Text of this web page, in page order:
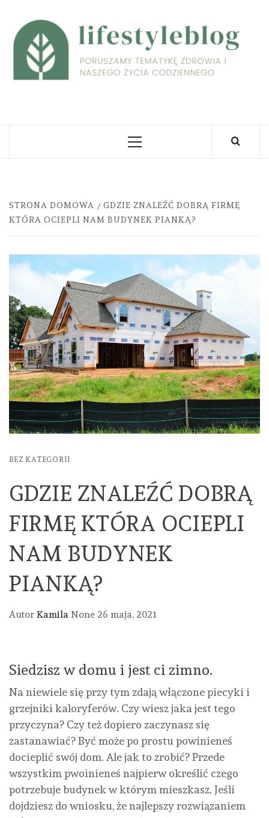
content
Primary
STRONA DOMOWA
GDZIE ZNALEŹĆ DOBRĄ FIRMĘ
KTÓRA OCIEPLI NAM BUDYNEK PIANKĄ?
BEZ KATEGORII
GDZIE ZNALEŹĆ DOBRĄ
FIRMĘ KTÓRA OCIEPLI
NAM BUDYNEK
PIANKĄ?
Autor Kamila None 26 maja, 2021
Siedzisz w domu i jest ci zimno.
Na niewiele się przy tym zdają włączone piecyki i
grzejniki kaloryferów. Czy wiesz jaka jest tego
przyczyna? Czy też dopiero zaczynasz się
zastanawiać? Być może po prostu powinieneś
docieplić swój dom. Ale jak to zrobić? Przede
wszystkim pwoinieneś najpierw określić czego
potrzebuje budynek w którym mieszkasz. Jeśli
dojdziesz do wniosku, że najlepszy rozwiązaniem